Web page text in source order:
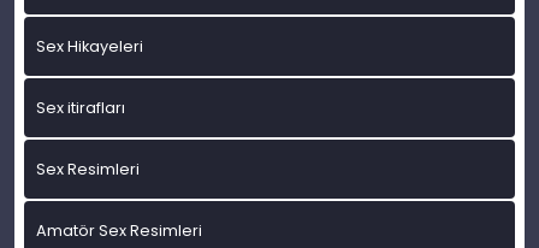
Sex Hikayeleri
Sex itirafları
Sex Resimleri
Amatör Sex Resimleri